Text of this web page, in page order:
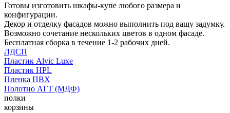
Готовы изготовить шкафы-купе любого размера и
конфигурации.
Декор и отделку фасадов можно выполнить под вашу задумку.
Возможно сочетание нескольких цветов в одном фасаде.
Бесплатная сборка в течение 1-2 рабочих дней.
ЛДСП
Пластик Alvic Luxe
Пластик HPL
Пленка ПВХ
Полотно АГТ (МДФ)
полки
корзины